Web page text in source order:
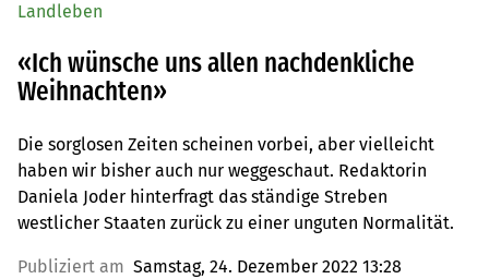
Landleben
«Ich wünsche uns allen nachdenkliche
Weihnachten»
Die sorglosen Zeiten scheinen vorbei, aber vielleicht
haben wir bisher auch nur weggeschaut. Redaktorin
Daniela Joder hinterfragt das ständige Streben
westlicher Staaten zurück zu einer unguten Normalität.
Publiziert am Samstag, 24. Dezember 2022 13:28